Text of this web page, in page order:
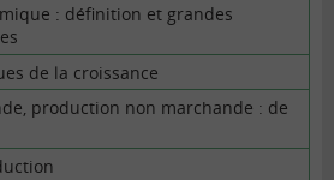
: définition et grandes
de la croissance
production non marchande : de